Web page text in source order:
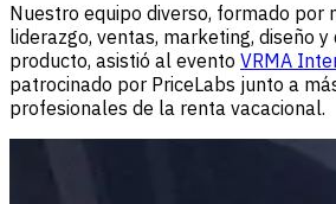
Nuestro equipo diverso, formado por
liderazgo, ventas, marketing, diseño
producto, asistió al evento VRMA
patrocinado por PriceLabs junto a
profesionales de la renta vacacional.